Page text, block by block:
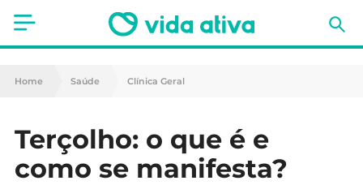
Saúde
Nutrição
Home Saúde Clínica Geral
Terçolho: o que é e
como se manifesta?